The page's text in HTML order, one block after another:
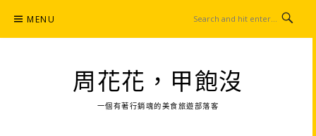
content
MENU
周花花，甲飽沒
一個有著行銷魂的美食旅遊部落客